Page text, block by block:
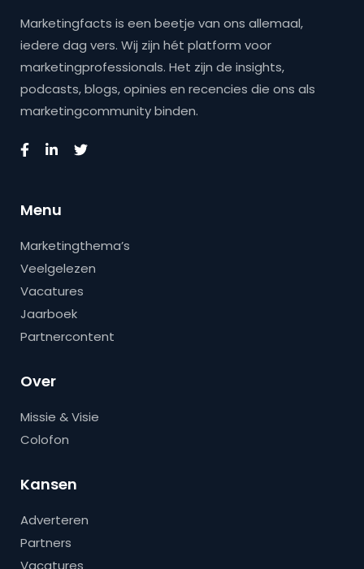
Marketingfacts is een beetje van ons allemaal,
iedere dag vers. Wij zijn hét platform voor
marketingprofessionals. Het zijn de insights,
podcasts, blogs, opinies en recencies die ons als
marketingcommunity binden.
Menu
Marketingthema’s
Veelgelezen
Vacatures
Jaarboek
Partnercontent
Over
Missie & Visie
Colofon
Kansen
Adverteren
Partners
Vacatures